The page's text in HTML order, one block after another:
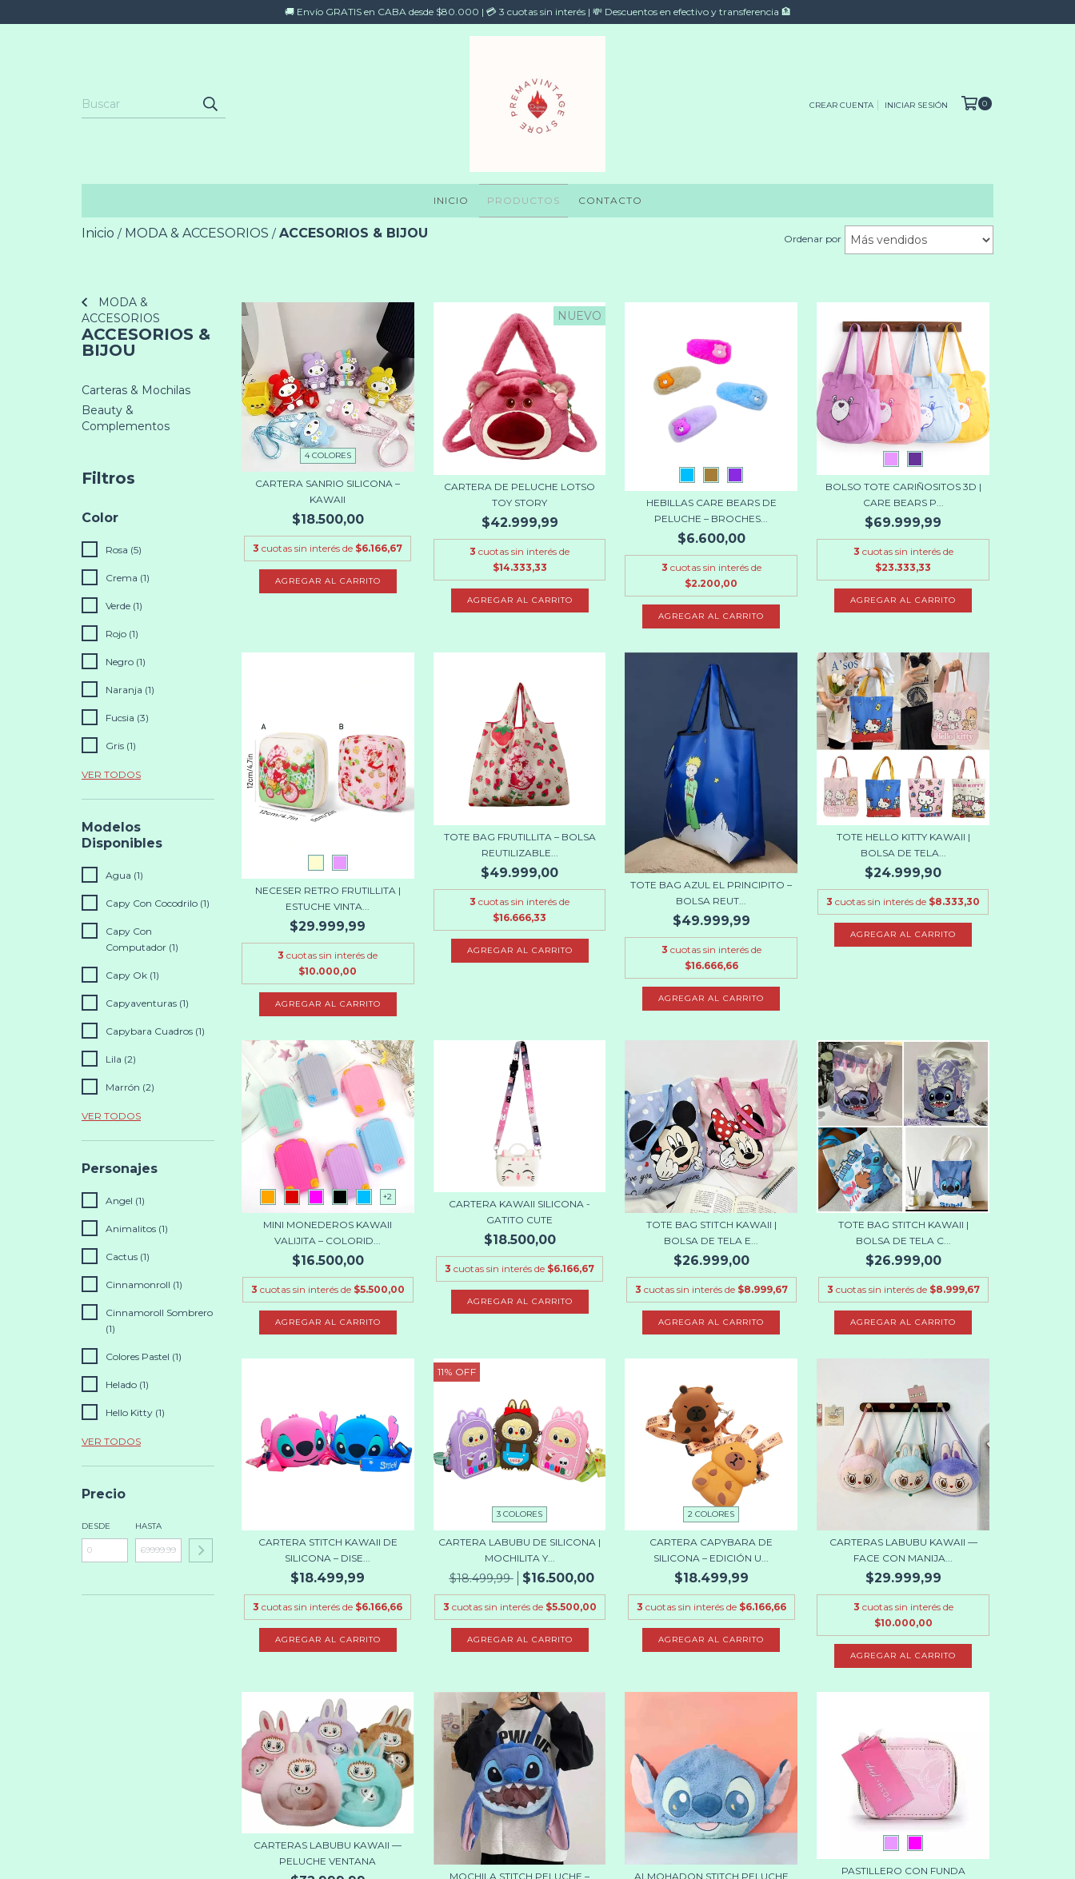
🚚 Envío GRATIS en CABA desde $80.000 | 💳 3 cuotas sin interés | 💸 Descuentos en efectivo y transferencia 🏦
CREAR CUENTA INICIAR SESIÓN 0
INICIO PRODUCTOS CONTACTO
Inicio / MODA & ACCESORIOS / ACCESORIOS & BIJOU Ordenar por
MODA &
ACCESORIOS
ACCESORIOS &
BIJOU
Carteras & Mochilas
Beauty &
Complementos
Filtros
Color
Rosa (5)
Crema (1)
Verde (1)
Rojo (1)
Negro (1)
Naranja (1)
Fucsia (3)
Gris (1)
VER TODOS
Modelos
Disponibles
Agua (1)
Capy Con Cocodrilo (1)
Capy Con
Computador (1)
Capy Ok (1)
Capyaventuras (1)
Capybara Cuadros (1)
Lila (2)
Marrón (2)
VER TODOS
Personajes
Angel (1)
Animalitos (1)
Cactus (1)
Cinnamonroll (1)
Cinnamoroll Sombrero
(1)
Colores Pastel (1)
Helado (1)
Hello Kitty (1)
VER TODOS
Precio
DESDE HASTA
4 COLORES
CARTERA SANRIO SILICONA –
KAWAII
$18.500,00
3 cuotas sin interés de $6.166,67
AGREGAR AL CARRITO
NUEVO
CARTERA DE PELUCHE LOTSO
TOY STORY
$42.999,99
3 cuotas sin interés de
$14.333,33
HEBILLAS CARE BEARS DE
PELUCHE – BROCHES...
$6.600,00
3 cuotas sin interés de
$2.200,00
AGREGAR AL CARRITO
BOLSO TOTE CARIÑOSITOS 3D |
CARE BEARS P...
$69.999,99
3 cuotas sin interés de
$23.333,33
AGREGAR AL CARRITO
NECESER RETRO FRUTILLITA |
ESTUCHE VINTA...
$29.999,99
3 cuotas sin interés de
$10.000,00
AGREGAR AL CARRITO
TOTE BAG FRUTILLITA – BOLSA
REUTILIZABLE...
$49.999,00
3 cuotas sin interés de
$16.666,33
TOTE BAG AZUL EL PRINCIPITO –
BOLSA REUT...
$49.999,99
3 cuotas sin interés de
$16.666,66
TOTE HELLO KITTY KAWAII |
BOLSA DE TELA...
$24.999,90
3 cuotas sin interés de $8.333,30
AGREGAR AL CARRITO
+2
MINI MONEDEROS KAWAII
VALIJITA – COLORID...
$16.500,00
3 cuotas sin interés de $5.500,00
AGREGAR AL CARRITO
CARTERA KAWAII SILICONA -
GATITO CUTE
$18.500,00
3 cuotas sin interés de $6.166,67
TOTE BAG STITCH KAWAII |
BOLSA DE TELA E...
$26.999,00
3 cuotas sin interés de $8.999,67
AGREGAR AL CARRITO
TOTE BAG STITCH KAWAII |
BOLSA DE TELA C...
$26.999,00
3 cuotas sin interés de $8.999,67
AGREGAR AL CARRITO
CARTERA STITCH KAWAII DE
SILICONA – DISE...
$18.499,99
3 cuotas sin interés de $6.166,66
AGREGAR AL CARRITO
11% OFF
3 COLORES
CARTERA LABUBU DE SILICONA |
MOCHILITA Y...
$18.499,99 $16.500,00
3 cuotas sin interés de $5.500,00
AGREGAR AL CARRITO
2 COLORES
CARTERA CAPYBARA DE
SILICONA – EDICIÓN U...
$18.499,99
3 cuotas sin interés de $6.166,66
AGREGAR AL CARRITO
CARTERAS LABUBU KAWAII —
FACE CON MANIJA...
$29.999,99
3 cuotas sin interés de
$10.000,00
AGREGAR AL CARRITO
CARTERAS LABUBU KAWAII —
PELUCHE VENTANA
MOCHILA STITCH PELUCHE –
ALMOHADON STITCH PELUCHE
PASTILLERO CON FUNDA